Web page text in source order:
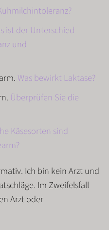
ist der Unterschied
und
Was bewirkt Laktase?
Überprüfen Sie die
Käsesorten sind
Ich bin kein Arzt und
Im Zweifelsfall
Arzt oder